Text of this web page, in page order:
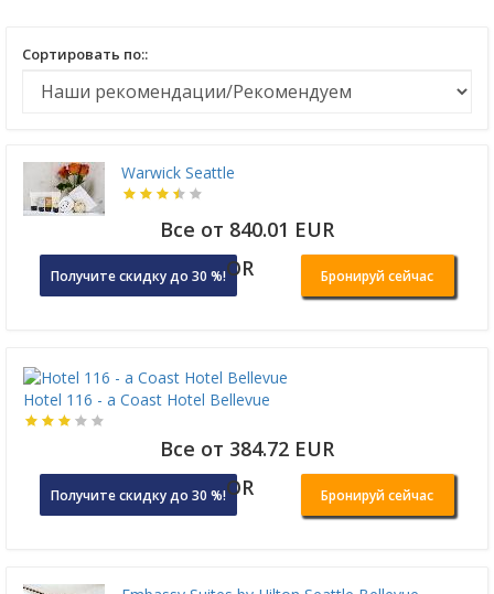
Сортировать по::
Warwick Seattle
Все от 840.01 EUR
Получите скидку до 30 %!OR Бронируй сейчас
Hotel 116 - a Coast Hotel Bellevue
Все от 384.72 EUR
Получите скидку до 30 %!OR Бронируй сейчас